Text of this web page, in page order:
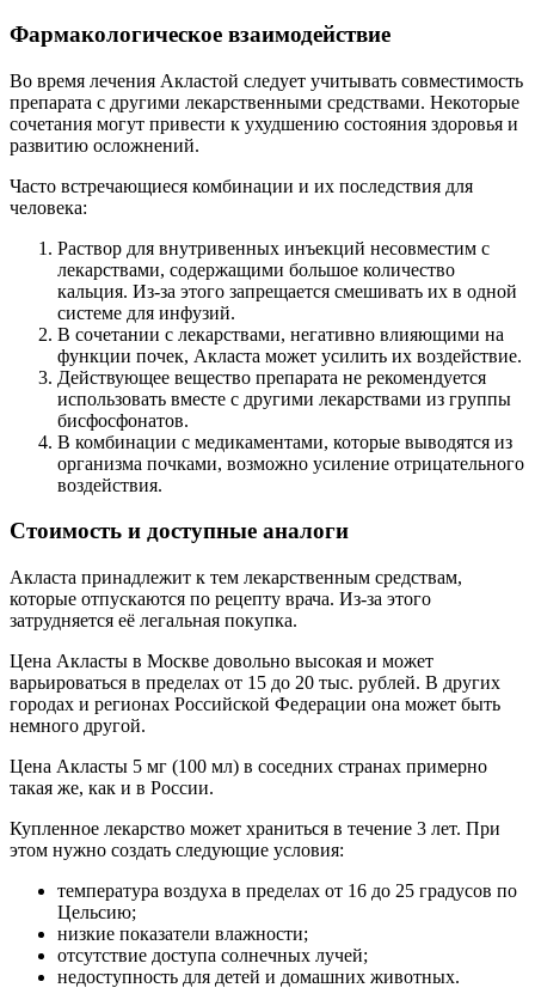
Фармакологическое взаимодействие
Во время лечения Акластой следует учитывать совместимость
препарата с другими лекарственными средствами. Некоторые
сочетания могут привести к ухудшению состояния здоровья и
развитию осложнений.
Часто встречающиеся комбинации и их последствия для
человека:
Раствор для внутривенных инъекций несовместим с
лекарствами, содержащими большое количество
кальция. Из-за этого запрещается смешивать их в одной
системе для инфузий.
В сочетании с лекарствами, негативно влияющими на
функции почек, Акласта может усилить их воздействие.
Действующее вещество препарата не рекомендуется
использовать вместе с другими лекарствами из группы
бисфосфонатов.
В комбинации с медикаментами, которые выводятся из
организма почками, возможно усиление отрицательного
воздействия.
Стоимость и доступные аналоги
Акласта принадлежит к тем лекарственным средствам,
которые отпускаются по рецепту врача. Из-за этого
затрудняется её легальная покупка.
Цена Акласты в Москве довольно высокая и может
варьироваться в пределах от 15 до 20 тыс. рублей. В других
городах и регионах Российской Федерации она может быть
немного другой.
Цена Акласты 5 мг (100 мл) в соседних странах примерно
такая же, как и в России.
Купленное лекарство может храниться в течение 3 лет. При
этом нужно создать следующие условия:
температура воздуха в пределах от 16 до 25 градусов по
Цельсию;
низкие показатели влажности;
отсутствие доступа солнечных лучей;
недоступность для детей и домашних животных.